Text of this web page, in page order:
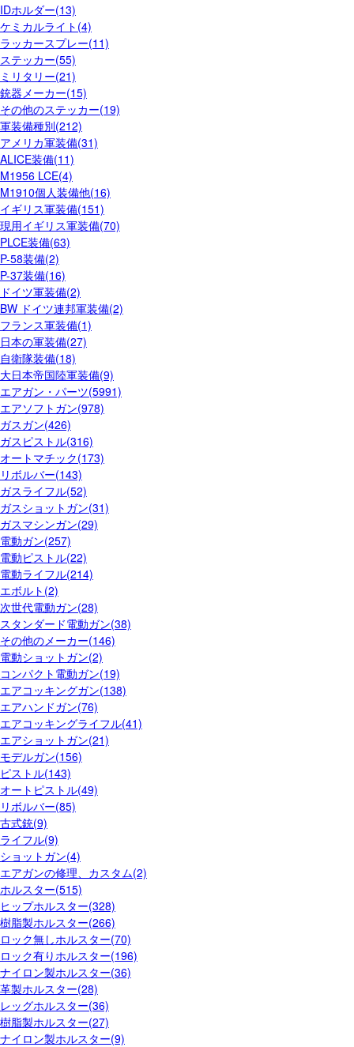
IDホルダー(13)
ケミカルライト(4)
ラッカースプレー(11)
ステッカー(55)
ミリタリー(21)
銃器メーカー(15)
その他のステッカー(19)
軍装備種別(212)
アメリカ軍装備(31)
ALICE装備(11)
M1956 LCE(4)
M1910個人装備他(16)
イギリス軍装備(151)
現用イギリス軍装備(70)
PLCE装備(63)
P-58装備(2)
P-37装備(16)
ドイツ軍装備(2)
BW ドイツ連邦軍装備(2)
フランス軍装備(1)
日本の軍装備(27)
自衛隊装備(18)
大日本帝国陸軍装備(9)
エアガン・パーツ(5991)
エアソフトガン(978)
ガスガン(426)
ガスピストル(316)
オートマチック(173)
リボルバー(143)
ガスライフル(52)
ガスショットガン(31)
ガスマシンガン(29)
電動ガン(257)
電動ピストル(22)
電動ライフル(214)
エボルト(2)
次世代電動ガン(28)
スタンダード電動ガン(38)
その他のメーカー(146)
電動ショットガン(2)
コンパクト電動ガン(19)
エアコッキングガン(138)
エアハンドガン(76)
エアコッキングライフル(41)
エアショットガン(21)
モデルガン(156)
ピストル(143)
オートピストル(49)
リボルバー(85)
古式銃(9)
ライフル(9)
ショットガン(4)
エアガンの修理、カスタム(2)
ホルスター(515)
ヒップホルスター(328)
樹脂製ホルスター(266)
ロック無しホルスター(70)
ロック有りホルスター(196)
ナイロン製ホルスター(36)
革製ホルスター(28)
レッグホルスター(36)
樹脂製ホルスター(27)
ナイロン製ホルスター(9)